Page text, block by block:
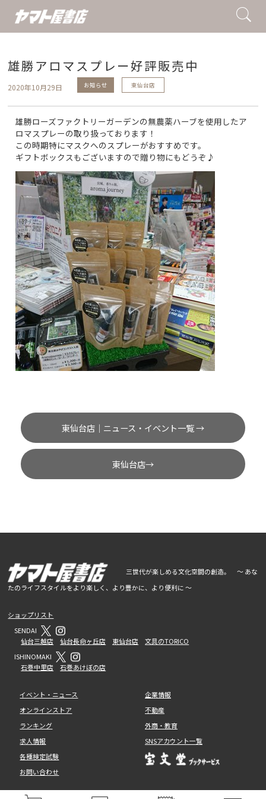
雄勝アロマスプレー好評販売中
2020年10月29日 お知らせ 東仙台店
雄勝ローズファクトリーガーデンの無農薬ハーブを使用したア
ロマスプレーの取り扱っております！
この時期特にマスクへのスプレーがおすすめです。
ギフトボックスもございますので贈り物にもどうぞ♪
東仙台店｜ニュース・イベント一覧 →
東仙台店→
三世代が楽しめる文化空間の創造。 ～ あな
たのライフスタイルをより楽しく、より豊かに、より便利に ～
ショップリスト
SENDAI
仙台三越店
仙台長命ヶ丘店 東仙台店
文具のTORICO
ISHINOMAKI
石巻中里店
石巻あけぼの店
イベント・ニュース
オンラインストア
ランキング
求人情報
各種検定試験
お問い合わせ
企業情報
不動産
外商・教育
SNSアカウント一覧